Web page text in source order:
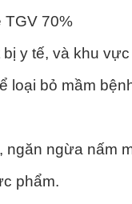
TGV 70%
y tế, và khu
loại bỏ mầm
ngăn ngừa nấm
phẩm.